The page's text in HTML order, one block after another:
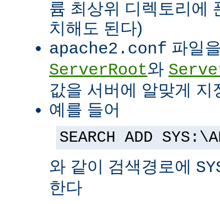
륨 최상위 디렉토리에
치해도 된다)
apache2.conf 파일
ServerRoot와
값을 서버에 알맞게 지
예를 들어
SEARCH ADD
와 같이 검색경로에
한다